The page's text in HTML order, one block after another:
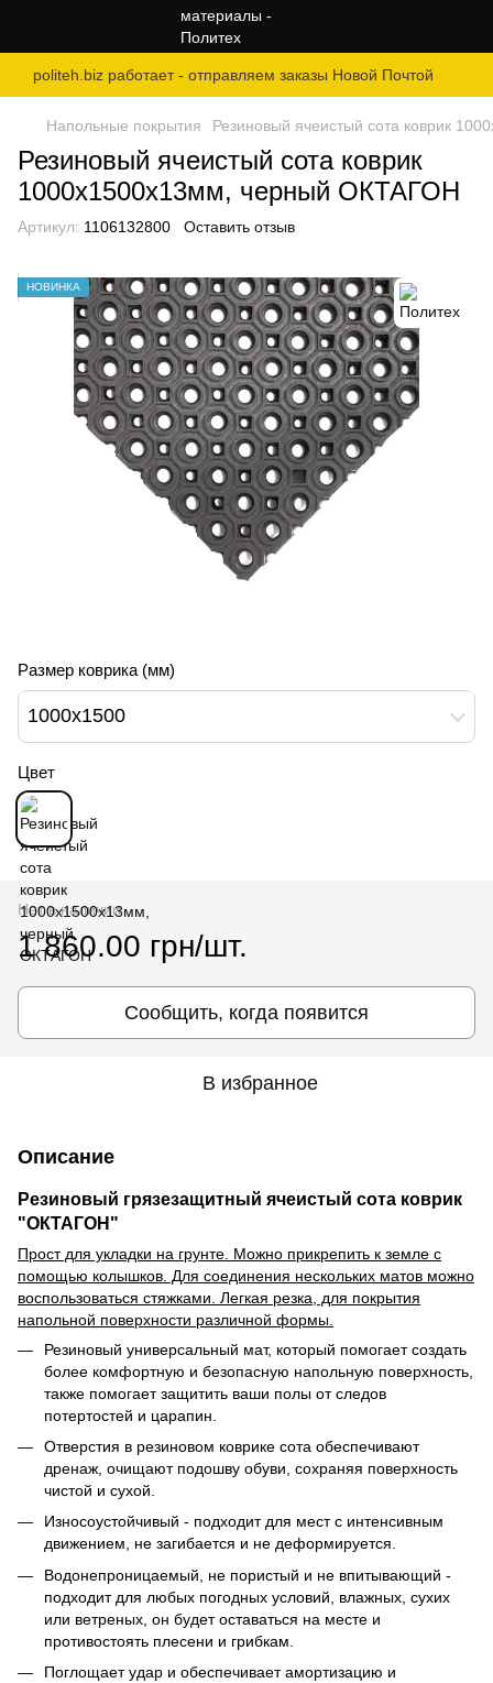
politeh.biz работает - отправляем заказы Новой Почтой
Напольные покрытия Резиновый ячеистый сота коврик
Резиновый ячеистый сота коврик
1000х1500х13мм, черный ОКТАГОН
Артикул: 1106132800 Оставить отзыв
НОВИНКА
Размер коврика (мм)
1000х1500
Цвет
Нет в наличии
1 860.00 грн/шт.
Сообщить, когда появится
В избранное
Описание
Резиновый грязезащитный ячеистый сота коврик
"ОКТАГОН"
Прост для укладки на грунте. Можно прикрепить к земле с
помощью колышков. Для соединения нескольких матов можно
воспользоваться стяжками. Легкая резка, для покрытия
напольной поверхности различной формы.
Резиновый универсальный мат, который помогает создать
более комфортную и безопасную напольную поверхность,
также помогает защитить ваши полы от следов
потертостей и царапин.
Отверстия в резиновом коврике сота обеспечивают
дренаж, очищают подошву обуви, сохраняя поверхность
чистой и сухой.
Износоустойчивый - подходит для мест с интенсивным
движением, не загибается и не деформируется.
Водонепроницаемый, не пористый и не впитывающий -
подходит для любых погодных условий, влажных, сухих
или ветреных, он будет оставаться на месте и
противостоять плесени и грибкам.
Поглощает удар и обеспечивает амортизацию и